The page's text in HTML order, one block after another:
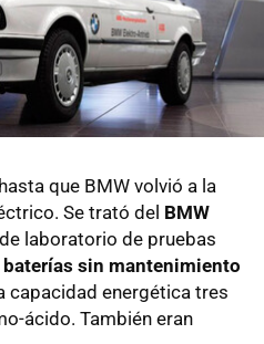
que BMW volvió a la
Se trató del BMW
laboratorio de pruebas
baterías sin mantenimiento
capacidad energética tres
ácido. También eran